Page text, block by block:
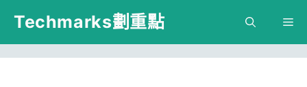
跳
主
Techmarks劃重點